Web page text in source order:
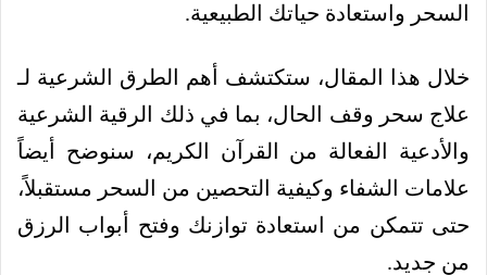
السحر واستعادة حياتك الطبيعية.
خلال هذا المقال، ستكتشف أهم الطرق الشرعية لـ
علاج سحر وقف الحال، بما في ذلك الرقية الشرعية
والأدعية الفعالة من القرآن الكريم، سنوضح أيضاً
علامات الشفاء وكيفية التحصين من السحر مستقبلاً،
حتى تتمكن من استعادة توازنك وفتح أبواب الرزق
من جديد.